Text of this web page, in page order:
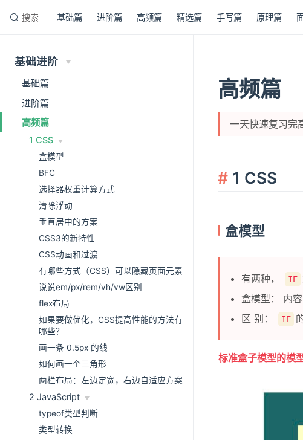
搜索 基础篇 进阶篇 高频篇 精选篇 手写篇 原理篇
基础进阶
基础篇
进阶篇
高频篇
1 CSS
盒模型
BFC
选择器权重计算方式
清除浮动
垂直居中的方案
CSS3的新特性
CSS动画和过渡
有哪些方式（CSS）可以隐藏页面元素
说说em/px/rem/vh/vw区别
flex布局
如果要做优化，CSS提高性能的方法有
哪些？
画一条 0.5px 的线
如何画一个三角形
两栏布局：左边定宽，右边自适应方案
2 JavaScript
typeof类型判断
类型转换
高频篇
一天快速复习完
1 CSS
盒模型
有两种， IE
盒模型： 内
区 别：
IE
标准盒子模型的模